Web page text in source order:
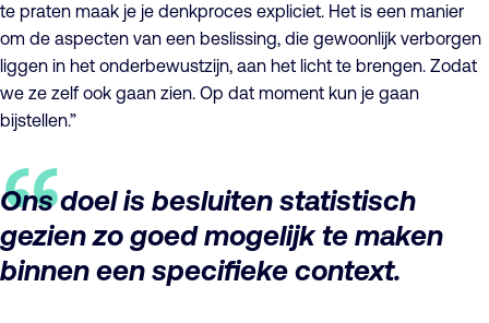
te praten maak je je denkproces expliciet. Het is een manier
om de aspecten van een beslissing, die gewoonlijk verborgen
liggen in het onderbewustzijn, aan het licht te brengen. Zodat
we ze zelf ook gaan zien. Op dat moment kun je gaan
bijstellen.”
Ons doel is besluiten statistisch
gezien zo goed mogelijk te maken
binnen een specifieke context.